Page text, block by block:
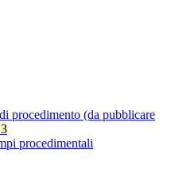
procedimento (da pubblicare
3
procedimentali